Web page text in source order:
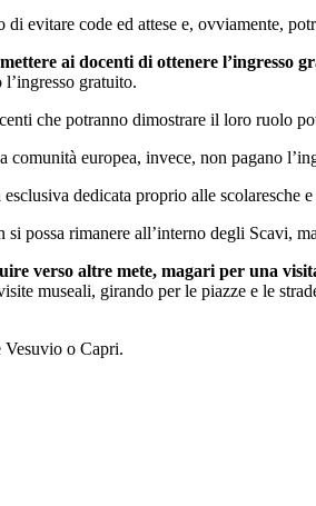
evitare code ed attese e, ovviamente,
ai docenti di ottenere l’ingresso
gratuito.
che potranno dimostrare il loro ruolo
europea, invece, non pagano
dedicata proprio alle scolaresche e
possa rimanere all’interno degli Scavi,
verso altre mete, magari per una
museali, girando per le piazze e le
o Capri.